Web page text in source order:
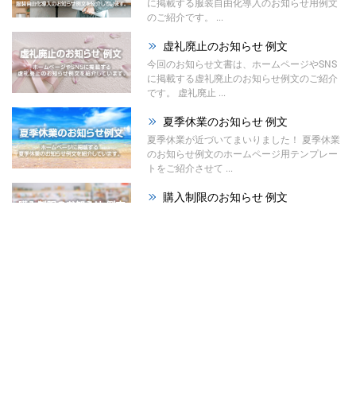
のご紹介です。 ...
虚礼廃止のお知らせ 例文
今回のお知らせ文書は、ホームページやSNS
に掲載する虚礼廃止のお知らせ例文のご紹介
です。 虚礼廃止 ...
夏季休業のお知らせ 例文
夏季休業が近づいてまいりました！ 夏季休業
のお知らせ例文のホームページ用テンプレー
トをご紹介させて ...
購入制限のお知らせ 例文